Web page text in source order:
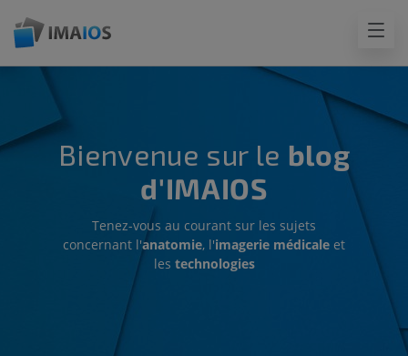
Bienvenue sur le blog
d'IMAIOS
Tenez-vous au courant sur les sujets
concernant l'anatomie, l'imagerie médicale et
les technologies